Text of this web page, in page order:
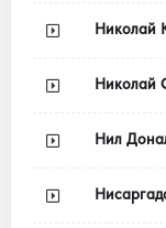
Николай
Николай
Нил